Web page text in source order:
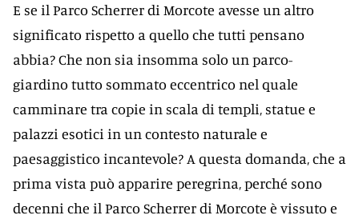
E se il Parco Scherrer di Morcote avesse un altro
significato rispetto a quello che tutti pensano
abbia? Che non sia insomma solo un parco-
giardino tutto sommato eccentrico nel quale
camminare tra copie in scala di templi, statue e
palazzi esotici in un contesto naturale e
paesaggistico incantevole? A questa domanda, che a
prima vista può apparire peregrina, perché sono
decenni che il Parco Scherrer di Morcote è vissuto e